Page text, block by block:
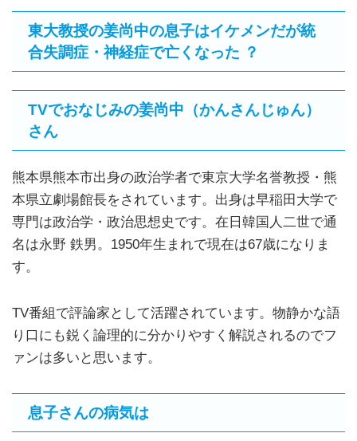
東大教授の姜尚中の息子はイケメンだが統
合失調症・神経症で亡くなった ？
TVでおなじみの姜尚中（かんさんじゅん）
さん
熊本県熊本市出身の政治学者で東京大学名誉教授・熊
本県立劇場館長をされています。出身は早稲田大学で
専門は政治学・政治思想史です。在日韓国人二世で通
名は永野 鉄男。1950年生まれで現在は67歳になりま
す。
TV番組で評論家として活躍されています。物静かな語
り口にも鋭く論理的に分かりやすく解説されるのでフ
ァンは多いと思います。
息子さんの病気は